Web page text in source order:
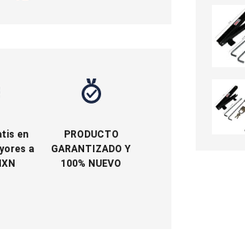
en
a
PRODUCTO
GARANTIZADO Y
100% NUEVO